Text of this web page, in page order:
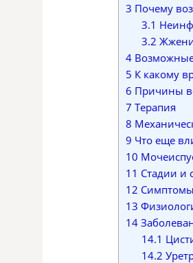
3 Почему
3.1
3.2
4
5 К какому
6 Причины
7 Терапия
8
9 Что еще
10
11 Стадии и
12 Симптомы
13
14
14.1
14.2